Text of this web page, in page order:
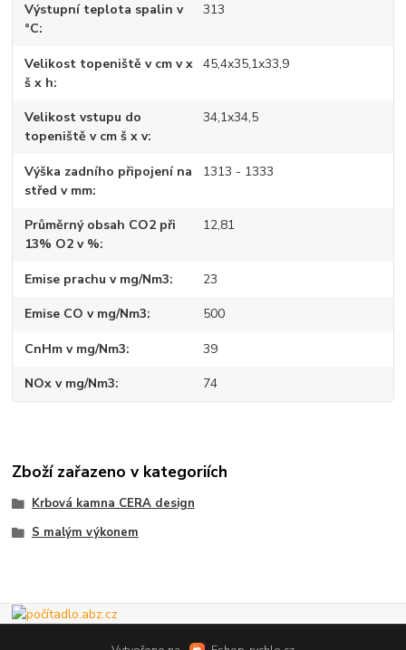
Výstupní teplota spalin v
°C
313
Velikost topeniště v cm v x
š x h
45,4x35,1x33,9
Velikost vstupu do
topeniště v cm š x v
34,1x34,5
Výška zadního připojení na
střed v mm
1313 - 1333
Průměrný obsah CO2 při
13% O2 v %
12,81
Emise prachu v mg/Nm3 23
Emise CO v mg/Nm3 500
CnHm v mg/Nm3 39
NOx v mg/Nm3 74
Zboží zařazeno v kategoriích
Krbová kamna CERA design
S malým výkonem